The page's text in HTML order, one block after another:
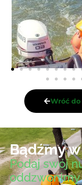
Wróć do
Bądźmy
Podaj swój
oddzwonimy